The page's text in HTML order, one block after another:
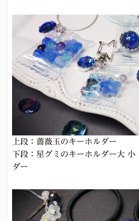
上段：薔薇玉のキーホルダー
下段：星グミのキーホルダー大 小
ダー